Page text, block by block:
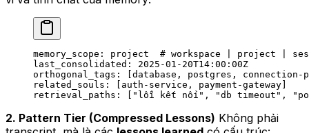
memory_scope : project
# workspace | project |
last_consolidated : 2025-01-20T14:00:00Z
orthogonal_tags : [ database , postgres , connection-
related_souls : [ auth-service , payment-gateway
retrieval_paths : [ "lỗi kết nối" , "db timeout" ,
2. Pattern Tier (Compressed Lessons) Không phải